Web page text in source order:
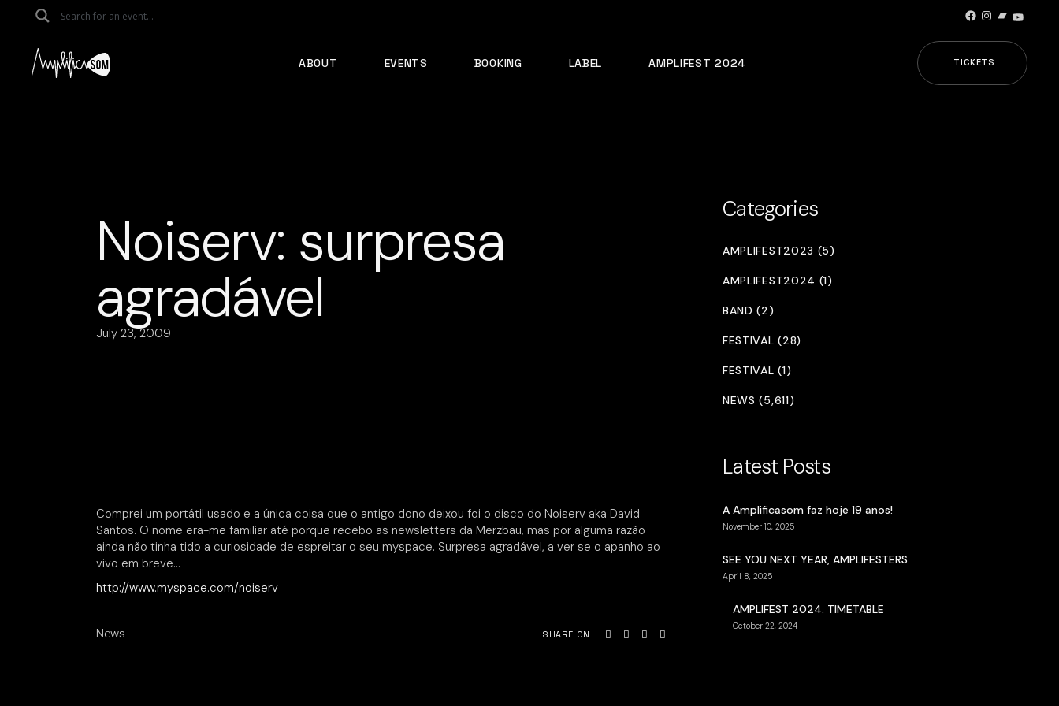
Facebook
Instagram
Bandcamp
ABOUT EVENTS BOOKING LABEL AMPLIFEST 2024 TICKETS
Noiserv: surpresa
agradável
July 23, 2009
Comprei um portátil usado e a única coisa que o antigo dono deixou foi o disco do Noiserv aka David
Santos. O nome era-me familiar até porque recebo as newsletters da Merzbau, mas por alguma razão
ainda não tinha tido a curiosidade de espreitar o seu myspace. Surpresa agradável, a ver se o apanho ao
vivo em breve…
http://www.myspace.com/noiserv
News SHARE ON
Categories
AMPLIFEST2023 (5)
AMPLIFEST2024 (1)
BAND (2)
FESTIVAL (28)
FESTIVAL (1)
NEWS (5,611)
Latest Posts
A Amplificasom faz hoje 19 anos!
November 10, 2025
SEE YOU NEXT YEAR, AMPLIFESTERS
April 8, 2025
AMPLIFEST 2024: TIMETABLE
October 22, 2024